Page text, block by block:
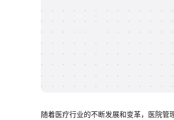
随着医疗行业的不断发展和变革，医院